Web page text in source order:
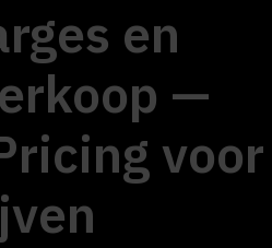
en
—
voor